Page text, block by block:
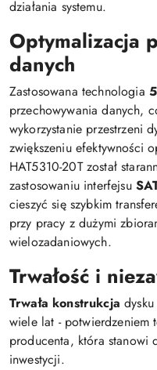
działania systemu.
Optymalizacja
danych
Zastosowana technologia
przechowywania danych,
wykorzystanie przestrzeni
zwiększeniu efektywności
HAT5310-20T został
zastosowaniu interfejsu
cieszyć się szybkim
przy pracy z dużymi
wielozadaniowych.
Trwałość i
Trwała konstrukcja
wiele lat - potwierdzeniem
producenta, która stanowi
inwestycji.